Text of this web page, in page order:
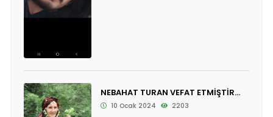
NEBAHAT TURAN VEFAT ETMİŞTİR...
10 Ocak 2024 2203